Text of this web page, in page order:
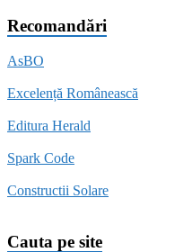
Recomandări
AsBO
Excelență Românească
Editura Herald
Spark Code
Constructii Solare
Cauta pe site